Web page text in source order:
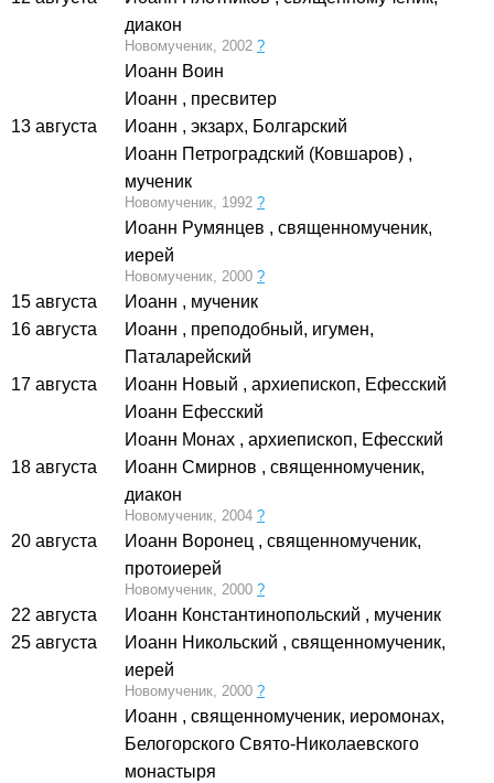
диакон
Новомученик, 2002 ?
Иоанн Воин
Иоанн , пресвитер
13 августа
Иоанн , экзарх, Болгарский
Иоанн Петроградский (Ковшаров) ,
мученик
Новомученик, 1992 ?
Иоанн Румянцев , священномученик,
иерей
Новомученик, 2000 ?
15 августа Иоанн , мученик
16 августа
Иоанн , преподобный, игумен,
Паталарейский
17 августа
Иоанн Новый , архиепископ, Ефесский
Иоанн Ефесский
Иоанн Монах , архиепископ, Ефесский
18 августа
Иоанн Смирнов , священномученик,
диакон
Новомученик, 2004 ?
20 августа Иоанн Воронец , священномученик,
протоиерей
Новомученик, 2000 ?
22 августа Иоанн Константинопольский , мученик
25 августа
Иоанн Никольский , священномученик,
иерей
Новомученик, 2000 ?
Иоанн , священномученик, иеромонах,
Белогорского Свято-Николаевского
монастыря